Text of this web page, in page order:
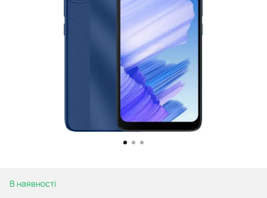
В наявності